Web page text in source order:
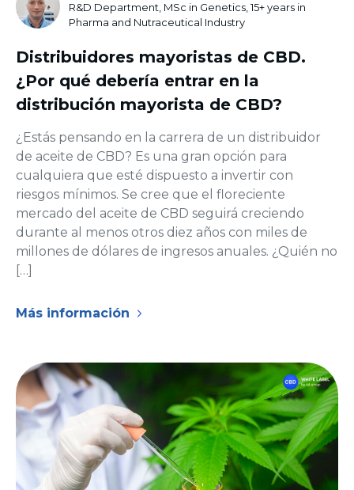
R&D Department, MSc in Genetics, 15+ years in
Pharma and Nutraceutical Industry
Distribuidores mayoristas de CBD.
¿Por qué debería entrar en la
distribución mayorista de CBD?
¿Estás pensando en la carrera de un distribuidor
de aceite de CBD? Es una gran opción para
cualquiera que esté dispuesto a invertir con
riesgos mínimos. Se cree que el floreciente
mercado del aceite de CBD seguirá creciendo
durante al menos otros diez años con miles de
millones de dólares de ingresos anuales. ¿Quién no
[…]
Más información